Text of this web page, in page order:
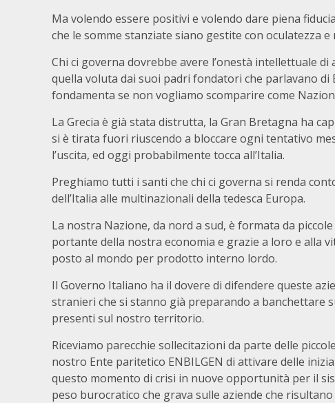
Ma volendo essere positivi e volendo dare piena
che le somme stanziate siano gestite con oculatezza
Chi ci governa dovrebbe avere l’onestà intellettuale
quella voluta dai suoi padri fondatori che parlavano
fondamenta se non vogliamo scomparire come
La Grecia è già stata distrutta, la Gran Bretagna ha
si è tirata fuori riuscendo a bloccare ogni tentativo
l’uscita, ed oggi probabilmente tocca all’Italia.
Preghiamo tutti i santi che chi ci governa si renda
dell’Italia alle multinazionali della tedesca Europa.
La nostra Nazione, da nord a sud, è formata da
portante della nostra economia e grazie a loro e alla
posto al mondo per prodotto interno lordo.
Il Governo Italiano ha il dovere di difendere queste
stranieri che si stanno già preparando a banchettare
presenti sul nostro territorio.
Riceviamo parecchie sollecitazioni da parte delle
nostro Ente paritetico ENBILGEN di attivare delle
questo momento di crisi in nuove opportunità per il
peso burocratico che grava sulle aziende che